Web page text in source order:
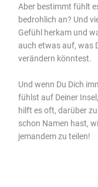
Aber bestimmt fühlt
bedrohlich an? Und
Gefühl herkam und
auch etwas auf, was
verändern könntest.
Und wenn Du Dich
fühlst auf Deiner
hilft es oft, darüber
schon Namen hast,
jemandem zu teilen!